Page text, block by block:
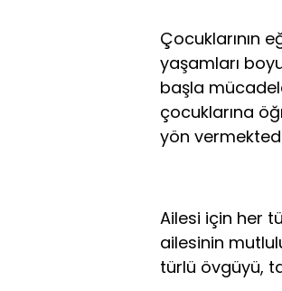
Çocuklarının
yaşamları
başla
çocuklarına
yön
Ailesi için her
ailesinin
türlü övgüyü,